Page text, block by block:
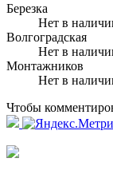
Березка
Нет в
Волгоградская
Нет в
Монтажников
Нет в
Чтобы